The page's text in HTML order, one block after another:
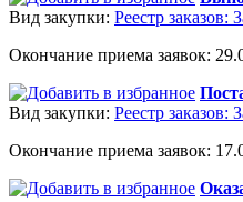
Вид закупки: Реестр заказов:
Окончание приема заявок:
Вид закупки: Реестр заказов:
Окончание приема заявок: